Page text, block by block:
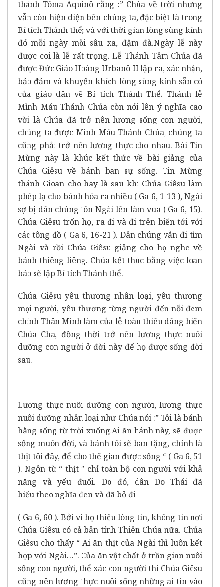
thánh Tôma Aquinô rằng :” Chúa về trời nhưng
vẫn còn hiện diện bên chúng ta, đặc biệt là trong
Bí tích Thánh thể; và với thời gian lòng sùng kính
đó mỗi ngày mỗi sâu xa, đậm đà.Ngày lễ này
được coi là lễ rất trọng. Lễ Thánh Tâm Chúa đã
được Đức Giáo Hoàng Urbanô II lập ra, xác nhận,
bảo đảm và khuyến khích lòng sùng kính sẵn có
của giáo dân về Bí tích Thánh Thể. Thánh lễ
Mình Máu Thánh Chúa còn nói lên ý nghĩa cao
vời là Chúa đã trở nên lương sống con người,
chúng ta được Mình Máu Thánh Chúa, chúng ta
cũng phải trở nên lương thực cho nhau. Bài Tin
Mừng này là khúc kết thức về bài giảng của
Chúa Giêsu về bánh ban sự sống. Tin Mừng
thánh Gioan cho hay là sau khi Chúa Giêsu làm
phép lạ cho bánh hóa ra nhiều ( Ga 6, 1-13 ), Ngài
sợ bị dân chúng tôn Ngài lên làm vua ( Ga 6, 15).
Chúa Giêsu trốn họ, ra đi và đi trên biển tới với
các tông đồ ( Ga 6, 16-21 ). Dân chúng vẫn đi tìm
Ngài và rồi Chúa Giêsu giảng cho họ nghe về
bánh thiêng liêng. Chúa kết thúc bằng việc loan
báo sẽ lập Bí tích Thánh thể.
Chúa Giêsu yêu thương nhân loại, yêu thương
mọi người, yêu thương từng người đến nỗi đem
chính Thân Mình làm của lễ toàn thiêu dâng hiến
Chúa Cha, đồng thời trở nên lương thực nuôi
dưỡng con người ở đời này để họ được sống đời
sau.
Lương thực nuôi dưỡng con người, lương thực
nuôi dưỡng nhân loại như Chúa nói :” Tôi là bánh
hằng sống từ trời xuống.Ai ăn bánh này, sẽ được
sống muôn đời, và bánh tôi sẽ ban tặng, chính là
thịt tôi đây, để cho thế gian được sống “ ( Ga 6, 51
). Ngôn từ “ thịt ” chỉ toàn bộ con người với khả
năng và yếu đuối. Do đó, dân Do Thái đã
hiểu theo nghĩa đen và đã bỏ đi
( Ga 6, 60 ). Bởi vì họ thiếu lòng tin, không tin nơi
Chúa Giêsu có cả bản tính Thiên Chúa nữa. Chúa
Giêsu cho thấy “ Ai ăn thịt của Ngài thì luôn kết
hợp với Ngài…”. Của ăn vật chất ở trần gian nuôi
sống con người, thể xác con người thì Chúa Giêsu
cũng nên lương thực nuôi sống những ai tin vào